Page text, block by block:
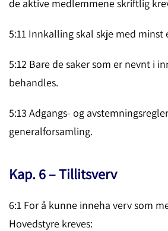
de aktive medlemmene skriftlig
5:11 Innkalling skal skje med minst
5:12 Bare de saker som er nevnt i
behandles.
5:13 Adgangs- og
generalfor­sam­ling.
Kap. 6 – Tillitsverv
6:1 For å kunne inneha verv som
Hovedsty­re kreves: